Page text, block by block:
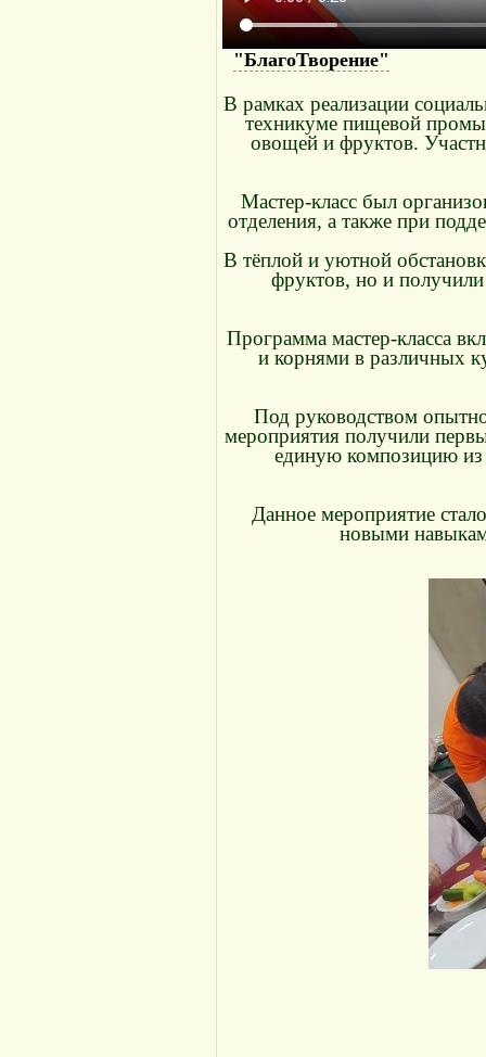
"БлагоТворение"
В рамках реализации
техникуме пищевой
овощей и фруктов.
Мастер-класс был
отделения, а также при
В тёплой и уютной
фруктов, но и
Программа мастер-класса
и корнями в различных
Под руководством
мероприятия получили
единую композицию из
Данное мероприятие
новыми